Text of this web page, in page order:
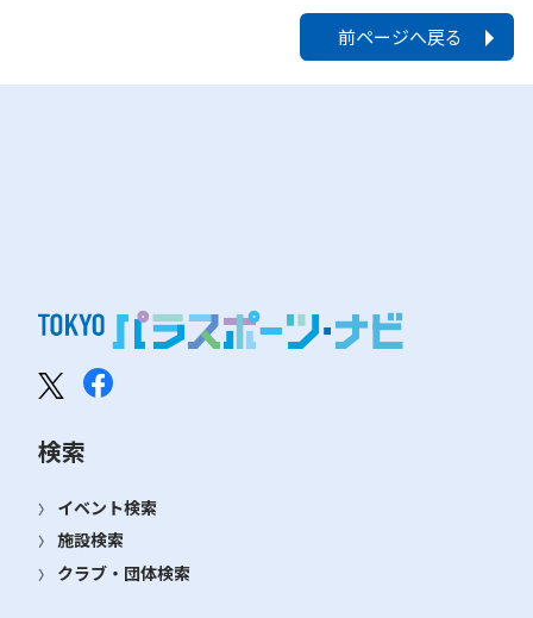
前ページへ戻る
検索
イベント検索
施設検索
クラブ・団体検索